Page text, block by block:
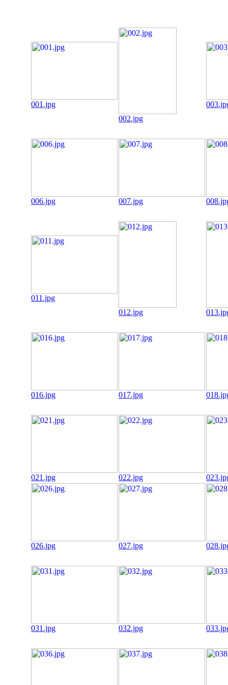
001.jpg
002.jpg
006.jpg 007.jpg
011.jpg
012.jpg
016.jpg 017.jpg
021.jpg 022.jpg
026.jpg 027.jpg
031.jpg 032.jpg